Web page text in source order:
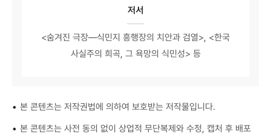
저서
<숨겨진 극장—식민지 흥행장의 치안과 검열>, <한국
사실주의 희곡, 그 욕망의 식민성> 등
• 본 콘텐츠는 저작권법에 의하여 보호받는 저작물입니다.
• 본 콘텐츠는 사전 동의 없이 상업적 무단복제와 수정, 캡처 후 배포